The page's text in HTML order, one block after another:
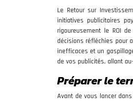
Le Retour sur
initiatives publicitaires
rigoureusement le ROI
décisions réfléchies pour
inefficaces et un
de vos publicités, allant
Préparer le
Avant de vous lancer